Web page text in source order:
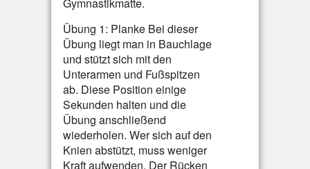
Übung 1: Planke Bei dieser
Übung liegt man in Bauchlage
und stützt sich mit den
Unterarmen und Fußspitzen
ab. Diese Position einige
Sekunden halten und die
Übung anschließend
wiederholen. Wer sich auf den
Knien abstützt, muss weniger
Kraft aufwenden. Der Rücken